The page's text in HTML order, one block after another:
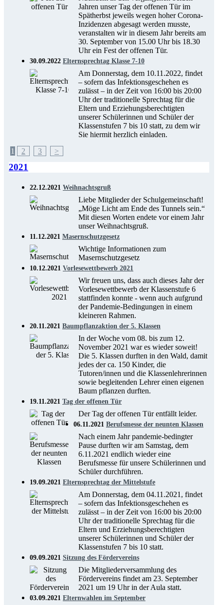
Jahren unser Tag der offenen Tür im
Spätherbst jeweils wegen hoher Corona-
Inzidenzen abgesagt werden musste,
veranstalten wir in diesem Jahr bereits am
30. September von 15.00 Uhr bis 18.30
Uhr ein Fest der offenen Tür.
30.09.2022 Elternsprechtag Klasse 7-10
Am Donnerstag, dem 10.11.2022, findet
– sofern das Infektionsgeschehen es
zulässt – in der Zeit von 16:00 bis 20:00
Uhr der traditionelle Sprechtag für die
Eltern und Erziehungsberechtigten
unserer Schülerinnen und Schüler der
Klassenstufen 7 bis 10 statt, zu dem wir
Sie hiermit herzlich einladen.
1
2 3 >
2021
22.12.2021 Weihnachtsgruß
Liebe Mitglieder der Schulgemeinschaft!
„Möge Licht am Ende des Tunnels sein.“
Mit diesen Worten endete vor einem Jahr
unser Weihnachtsgruß.
11.12.2021 Masernschutzgesetz
Wichtige Informationen zum
Masernschutzgesetz
10.12.2021 Vorlesewettbewerb 2021
Wir freuen uns, dass auch dieses Jahr der
Vorlesewettbewerb der Klassenstufe 6
stattfinden konnte - wenn auch aufgrund
der Pandemie-Bedingungen in einem
kleineren Rahmen.
20.11.2021 Baumpflanzaktion der 5. Klassen
In der Woche vom 08. bis zum 12.
November 2021 war es wieder soweit!
Die 5. Klassen durften in den Wald, damit
jedes der ca. 150 Kinder, die
Tutoren/innen und die Klassenlehrerinnen
sowie begleitenden Lehrer einen eigenen
Baum pflanzen durften.
19.11.2021 Tag der offenen Tür
Der Tag der offenen Tür entfällt leider.
06.11.2021 Berufsmesse der neunten Klassen
Nach einem Jahr pandemie-bedingter
Pause durften wir am Samstag, dem
6.11.2021 endlich wieder eine
Berufsmesse für unsere Schülerinnen und
Schüler durchführen.
19.09.2021 Elternsprechtag der Mittelstufe
Am Donnerstag, dem 04.11.2021, findet
– sofern das Infektionsgeschehen es
zulässt – in der Zeit von 16:00 bis 20:00
Uhr der traditionelle Sprechtag für die
Eltern und Erziehungsberechtigten
unserer Schülerinnen und Schüler der
Klassenstufen 7 bis 10 statt.
09.09.2021 Sitzung des Fördervereins
Die Mitgliederversammlung des
Fördervereins findet am 23. September
2021 um 19 Uhr in der Aula statt.
03.09.2021 Elternwahlen im September